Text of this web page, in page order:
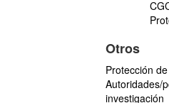
Otros
Protección
Autoridades/
investigación